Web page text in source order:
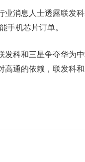
消息人士透露联发科
手机芯片订单。
科和三星争夺华为中
高通的依赖，联发科